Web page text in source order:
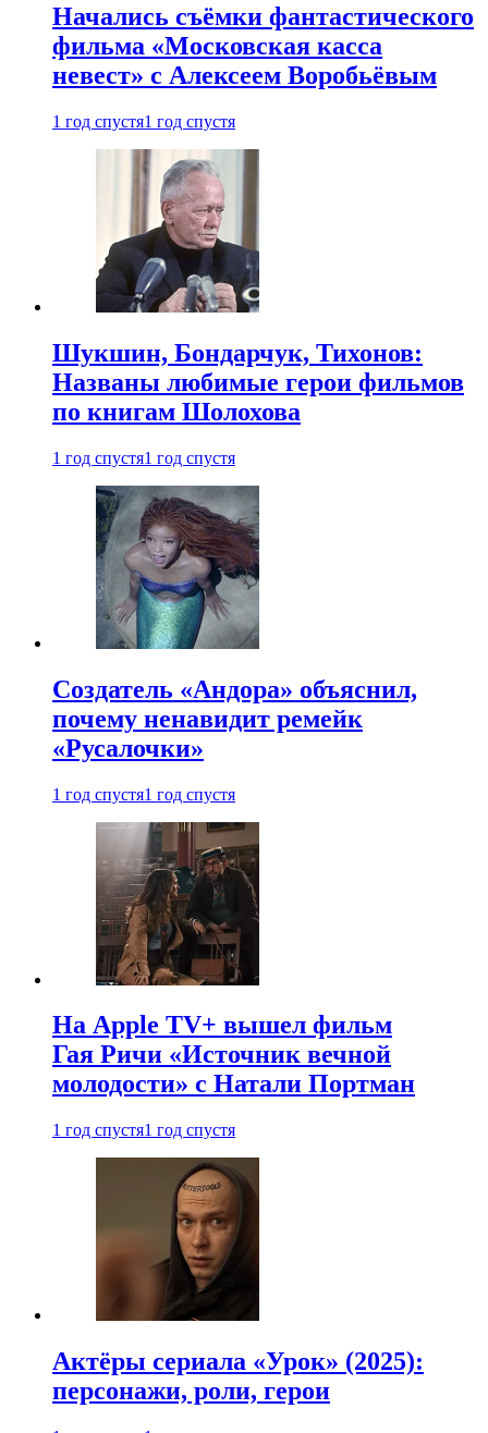
Начались съёмки фантастического
фильма «Московская касса
невест» с Алексеем Воробьёвым
1 год спустя1 год спустя
Шукшин, Бондарчук, Тихонов:
Названы любимые герои фильмов
по книгам Шолохова
1 год спустя1 год спустя
Создатель «Андора» объяснил,
почему ненавидит ремейк
«Русалочки»
1 год спустя1 год спустя
На Apple TV+ вышел фильм
Гая Ричи «Источник вечной
молодости» с Натали Портман
1 год спустя1 год спустя
Актёры сериала «Урок» (2025):
персонажи, роли, герои